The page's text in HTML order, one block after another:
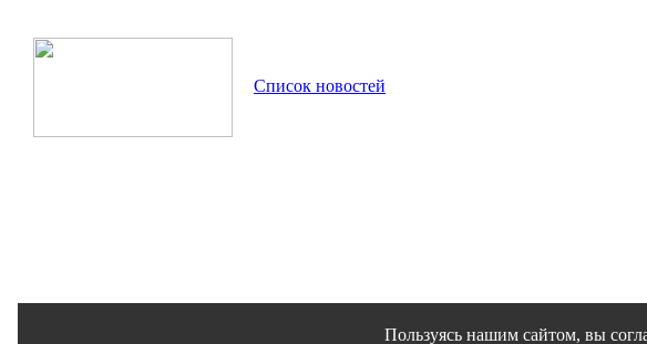
Список новостей
Пользуясь нашим сайтом, вы